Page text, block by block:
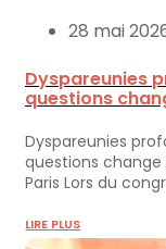
28 mai
Dyspareunies
questions
Dyspareunies
questions
Paris Lors du
LIRE PLUS